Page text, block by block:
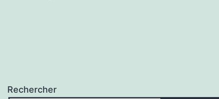
Rechercher